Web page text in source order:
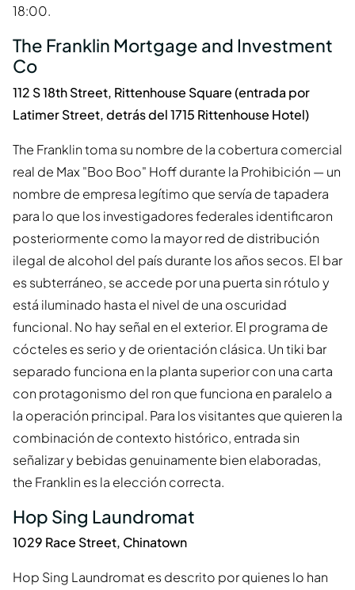
18:00.
The Franklin Mortgage and Investment
Co
112 S 18th Street, Rittenhouse Square (entrada por
Latimer Street, detrás del 1715 Rittenhouse Hotel)
The Franklin toma su nombre de la cobertura comercial
real de Max "Boo Boo" Hoff durante la Prohibición — un
nombre de empresa legítimo que servía de tapadera
para lo que los investigadores federales identificaron
posteriormente como la mayor red de distribución
ilegal de alcohol del país durante los años secos. El bar
es subterráneo, se accede por una puerta sin rótulo y
está iluminado hasta el nivel de una oscuridad
funcional. No hay señal en el exterior. El programa de
cócteles es serio y de orientación clásica. Un tiki bar
separado funciona en la planta superior con una carta
con protagonismo del ron que funciona en paralelo a
la operación principal. Para los visitantes que quieren la
combinación de contexto histórico, entrada sin
señalizar y bebidas genuinamente bien elaboradas,
the Franklin es la elección correcta.
Hop Sing Laundromat
1029 Race Street, Chinatown
Hop Sing Laundromat es descrito por quienes lo han